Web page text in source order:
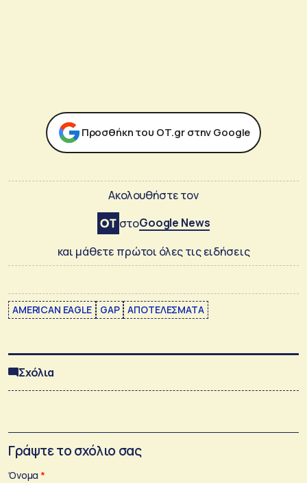
Προσθήκη του ΟΤ.gr στην Google
Ακολουθήστε τον
στοGoogle News
και μάθετε πρώτοι όλες τις ειδήσεις
AMERICAN EAGLE GAP ΑΠΟΤΕΛΕΣΜΑΤΑ
Σχόλια
Γράψτε το σχόλιο σας
Όνομα